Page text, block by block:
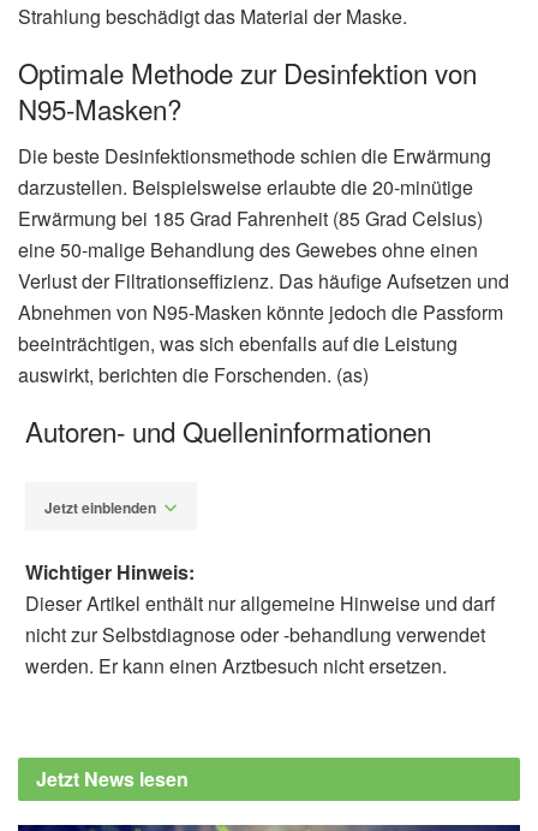
Strahlung beschädigt das Material der Maske.
Optimale Methode zur Desinfektion von
N95-Masken?
Die beste Desinfektionsmethode schien die Erwärmung
darzustellen. Beispielsweise erlaubte die 20-minütige
Erwärmung bei 185 Grad Fahrenheit (85 Grad Celsius)
eine 50-malige Behandlung des Gewebes ohne einen
Verlust der Filtrationseffizienz. Das häufige Aufsetzen und
Abnehmen von N95-Masken könnte jedoch die Passform
beeinträchtigen, was sich ebenfalls auf die Leistung
auswirkt, berichten die Forschenden. (as)
Autoren- und Quelleninformationen
Jetzt einblenden
Yu, Haotian Wang et al.: Can N95
Respirators Be Reused after Disinfection?
Wichtiger Hinweis:
Dieser Artikel enthält nur allgemeine Hinweise und darf
nicht zur Selbstdiagnose oder -behandlung verwendet
werden. Er kann einen Arztbesuch nicht ersetzen.
Jetzt News lesen